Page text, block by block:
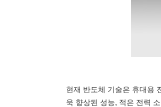
현재 반도체 기술은 휴대용
욱 향상된 성능, 적은 전력